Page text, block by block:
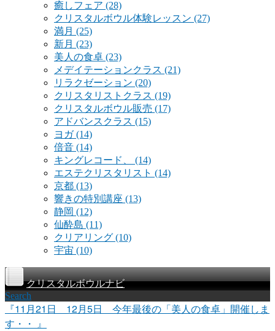
癒しフェア (28)
クリスタルボウル体験レッスン (27)
満月 (25)
新月 (23)
美人の食卓 (23)
メデイテーションクラス (21)
リラクゼーション (20)
クリスタリストクラス (19)
クリスタルボウル販売 (17)
アドバンスクラス (15)
ヨガ(14)
倍音 (14)
キングレコード、 (14)
エステクリスタリスト (14)
京都 (13)
響きの特別講座 (13)
静岡 (12)
仙酔島 (11)
クリアリング (10)
宇宙 (10)
クリスタルボウルナビ
Search
『11月21日 12月5日 今年最後の「美人の食卓」開催しま
す・・ 』